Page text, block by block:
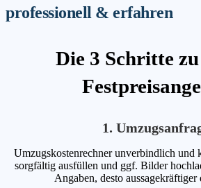
professionell & erfahren
Die 3 Schritte
1.
Umzugskostenrechner unverbindlich und
sorgfältig ausfüllen und ggf. Bilder
Angaben, desto aussagekräftiger